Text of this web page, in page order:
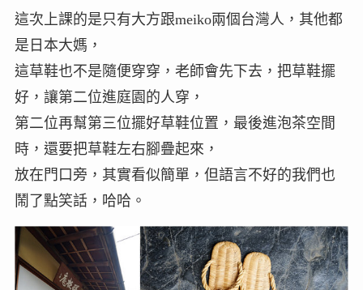
這次上課的是只有大方跟meiko兩個台灣人，其他都
是日本大媽，
這草鞋也不是隨便穿穿，老師會先下去，把草鞋擺
好，讓第二位進庭園的人穿，
第二位再幫第三位擺好草鞋位置，最後進泡茶空間
時，還要把草鞋左右腳疊起來，
放在門口旁，其實看似簡單，但語言不好的我們也
鬧了點笑話，哈哈。